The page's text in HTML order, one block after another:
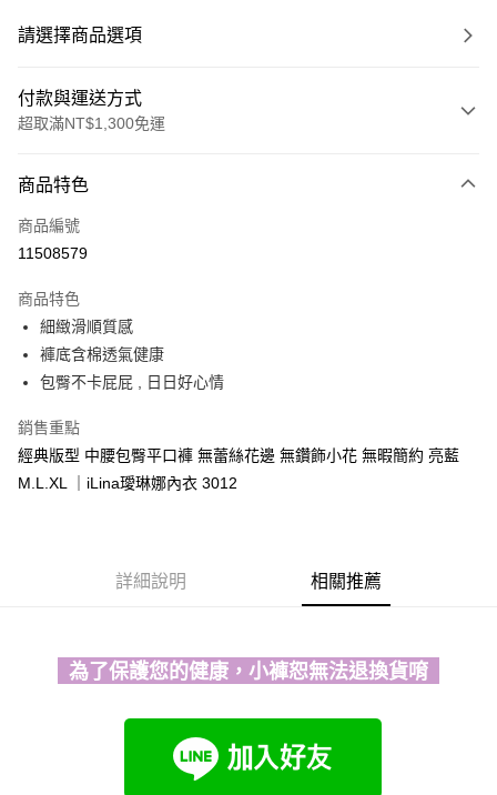
請選擇商品選項
付款與運送方式
超取滿NT$1,300免運
信用卡一次付款
超商取貨付款
運送方式
全家取貨付款
每筆NT$90，滿NT$1,300(含以上)免運費
每筆NT$90，滿NT$1,300(含以上)免運費
7-11取貨付款
每筆NT$90，滿NT$1,300(含以上)免運費
宅配-貨到不付款
每筆NT$90，滿NT$1,300(含以上)免運費
商品特色
商品編號
11508579
商品特色
細緻滑順質感
褲底含棉透氣健康
包臀不卡屁屁 , 日日好心情
銷售重點
經典版型 中腰包臀平口褲 無蕾絲花邊 無鑽飾小花 無暇簡約 亮藍
M.L.XL ｜iLina璦琳娜內衣 3012
詳細說明 相關推薦
為了保護您的健康，小褲恕無法退換貨唷